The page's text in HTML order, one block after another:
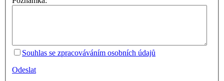
Souhlas se zpracováváním osobních údajů
Odeslat